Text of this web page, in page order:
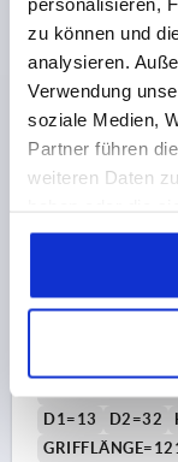
zu können und
analysieren.
Verwendung
soziale Medien,
Partner führen
weiteren Daten
gesammelt
zzgl. MwSt.
K1444 PB20
EDELSTAHL,
D1=13
D2=32